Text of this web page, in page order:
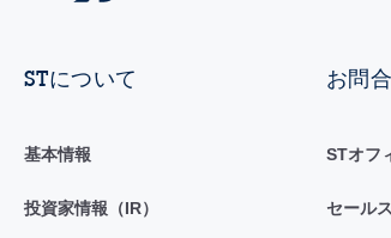
STについて
基本情報
投資家情報（IR）
お問
STオフ
セール